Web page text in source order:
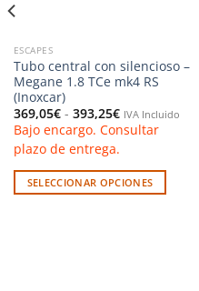
ESCAPES
Tubo central con silencioso –
Megane 1.8 TCe mk4 RS
(Inoxcar)
369,05€ - 393,25€Rango
de
precios:
desde
369,05€
hasta
393,25€
IVA Incluido
Bajo encargo. Consultar
plazo de entrega.
SELECCIONAR OPCIONES